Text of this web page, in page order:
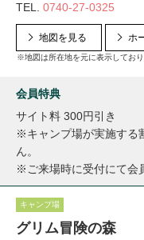
TEL. 0740-27-0325
地図を見る
※地図は所在地を元に表示しており
ホ
会員特典
サイト料 300円引き
※キャンプ場が実施する
ん。
※ご来場時に受付にて会
キャンプ場
グリム冒険の森